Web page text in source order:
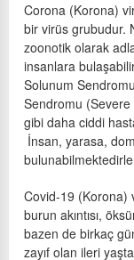
Corona (Korona)
bir virüs grubudur.
zoonotik olarak
insanlara
Solunum
Sendromu
gibi daha ciddi
İnsan, yarasa,
Covid-19 (Korona)
burun akıntısı,
bazen de birkaç
zayıf olan ileri